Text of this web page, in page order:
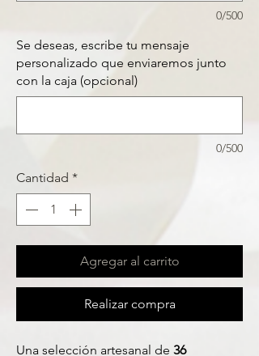
0/500
Se deseas, escribe tu mensaje
personalizado que enviaremos junto
con la caja (opcional)
0/500
Cantidad *
Agregar al carrito
Realizar compra
Una selección artesanal de 36